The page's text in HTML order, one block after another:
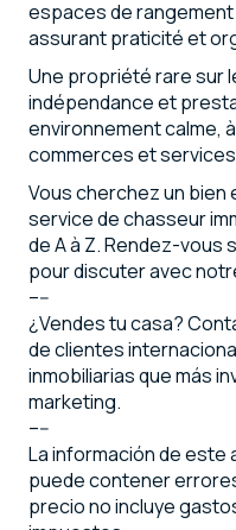
espaces de
assurant praticité et
Une propriété rare sur
indépendance et
environnement calme,
commerces et
Vous cherchez un bien
service de chasseur
de A à Z. Rendez-
pour discuter avec
–--
¿Vendes tu casa?
de clientes
inmobiliarias que más
marketing.
–--
La información de este
puede contener
precio no incluye